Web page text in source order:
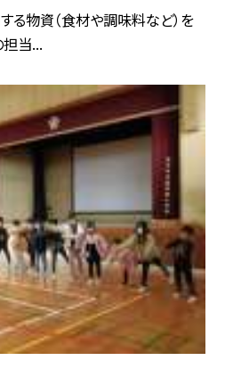
物資（食材や調味料など）を
担当...